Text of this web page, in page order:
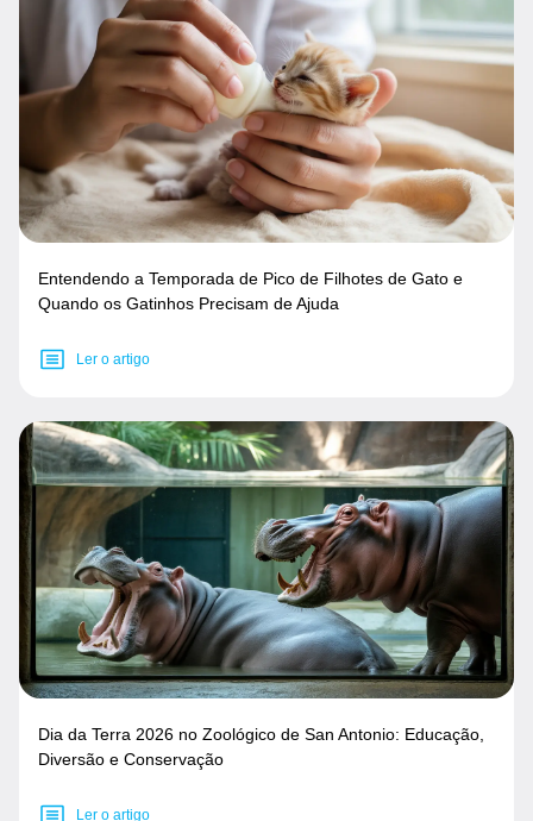
Entendendo a Temporada de Pico de Filhotes de Gato e
Quando os Gatinhos Precisam de Ajuda
Ler o artigo
Dia da Terra 2026 no Zoológico de San Antonio: Educação,
Diversão e Conservação
Ler o artigo